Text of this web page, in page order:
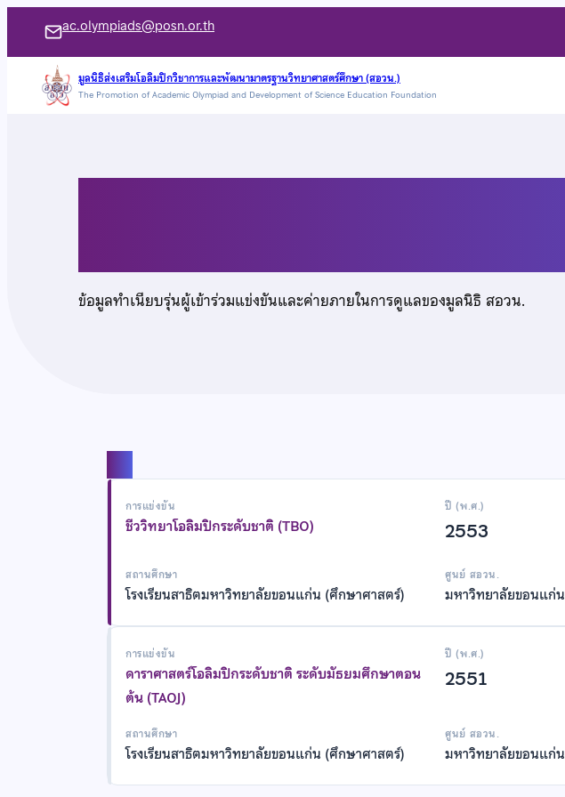
เนื้อหา
ac.olympiads@posn.or.th
มูลนิธิส่งเสริมโอลิมปิกวิชาการและพัฒนามาตรฐานวิทยาศาสตร์ศึกษา (สอวน.)
The Promotion of Academic Olympiad and Development of Science Education Foundation
ข้อมูลทำเนียบรุ่นผู้เข้าร่วมแข่งขันและค่ายภายในการดูแลของมูลนิธิ สอวน.
การแข่งขัน
ชีววิทยาโอลิมปิกระดับชาติ (TBO)
ปี (พ.ศ.)
2553
สถานศึกษา
โรงเรียนสาธิตมหาวิทยาลัยขอนแก่น (ศึกษาศาสตร์)
ศูนย์ สอวน.
มหาวิทยาลัยขอนแก่น
การแข่งขัน
ดาราศาสตร์โอลิมปิกระดับชาติ ระดับมัธยมศึกษาตอน
ต้น (TAOJ)
ปี (พ.ศ.)
2551
สถานศึกษา
โรงเรียนสาธิตมหาวิทยาลัยขอนแก่น (ศึกษาศาสตร์)
ศูนย์ สอวน.
มหาวิทยาลัยขอนแก่น